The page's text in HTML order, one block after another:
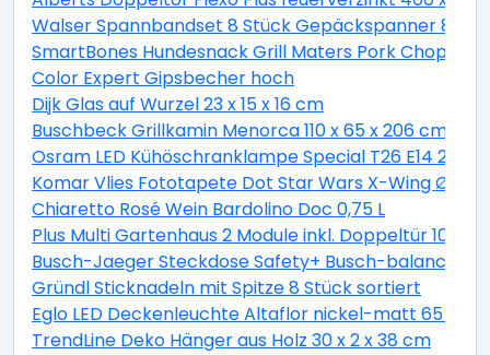
Walser Spannbandset 8 Stück Gepäckspanner 8
SmartBones Hundesnack Grill Maters Pork Chop 3
Color Expert Gipsbecher hoch
Dijk Glas auf Wurzel 23 x 15 x 16 cm
Buschbeck Grillkamin Menorca 110 x 65 x 206 cm
Osram LED Kühöschranklampe Special T26 E14
Komar Vlies Fototapete Dot Star Wars X-Wing Ø
Chiaretto Rosé Wein Bardolino Doc 0,75 L
Plus Multi Gartenhaus 2 Module inkl. Doppeltür 10,5
Busch-Jaeger Steckdose Safety+ Busch-balance® SI,
Gründl Sticknadeln mit Spitze 8 Stück sortiert
Eglo LED Deckenleuchte Altaflor nickel-matt 65 x
TrendLine Deko Hänger aus Holz 30 x 2 x 38 cm